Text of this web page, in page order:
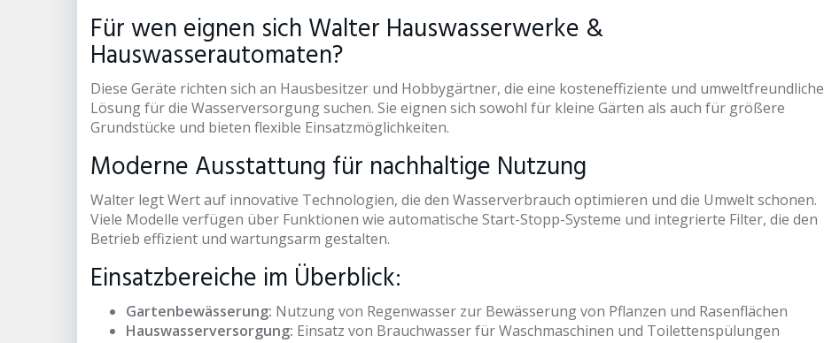
Für wen eignen sich Walter Hauswasserwerke &
Hauswasserautomaten?
Diese Geräte richten sich an Hausbesitzer und Hobbygärtner, die eine kosteneffiziente und umweltfreundliche
Lösung für die Wasserversorgung suchen. Sie eignen sich sowohl für kleine Gärten als auch für größere
Grundstücke und bieten flexible Einsatzmöglichkeiten.
Moderne Ausstattung für nachhaltige Nutzung
Walter legt Wert auf innovative Technologien, die den Wasserverbrauch optimieren und die Umwelt schonen.
Viele Modelle verfügen über Funktionen wie automatische Start-Stopp-Systeme und integrierte Filter, die den
Betrieb effizient und wartungsarm gestalten.
Einsatzbereiche im Überblick:
Gartenbewässerung: Nutzung von Regenwasser zur Bewässerung von Pflanzen und Rasenflächen
Hauswasserversorgung: Einsatz von Brauchwasser für Waschmaschinen und Toilettenspülungen